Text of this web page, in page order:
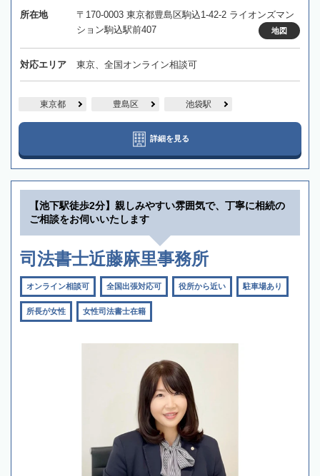
所在地
〒170-0003 東京都豊島区駒込1-42-2 ライオンズマン
ション駒込駅前407
地図
対応エリア 東京、全国オンライン相談可
東京都 豊島区 池袋駅
詳細を見る
【池下駅徒歩2分】親しみやすい雰囲気で、丁寧に相続の
ご相談をお伺いいたします
司法書士近藤麻里事務所
オンライン相談可 全国出張対応可 役所から近い 駐車場あり
所長が女性 女性司法書士在籍